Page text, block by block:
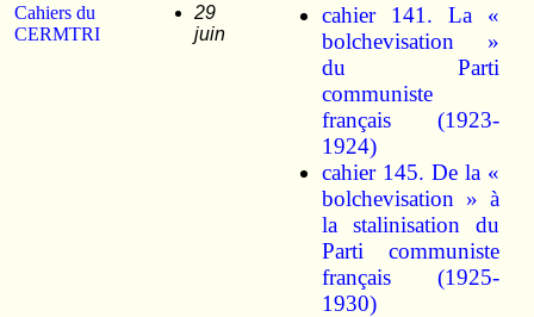
Cahiers du
CERMTRI
29
juin
cahier 141. La «
bolchevisation »
du Parti
communiste
français (1923-
1924)
cahier 145. De la «
bolchevisation » à
la stalinisation du
Parti communiste
français (1925-
1930)